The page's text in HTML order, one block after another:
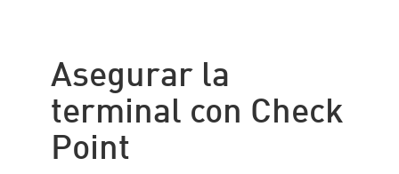
Asegurar la
terminal con Check
Point